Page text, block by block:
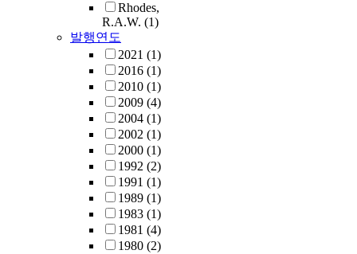
Rhodes,
R.A.W. (1)
발행연도
2021 (1)
2016 (1)
2010 (1)
2009 (4)
2004 (1)
2002 (1)
2000 (1)
1992 (2)
1991 (1)
1989 (1)
1983 (1)
1981 (4)
1980 (2)